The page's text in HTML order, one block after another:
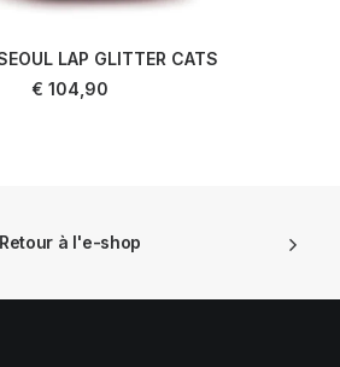
LAP GLITTER CATS
€ 104,90
Retour à l'e-shop